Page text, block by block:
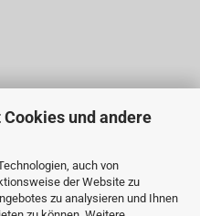
und andere
auch von
der Website zu
zu analysieren und Ihnen